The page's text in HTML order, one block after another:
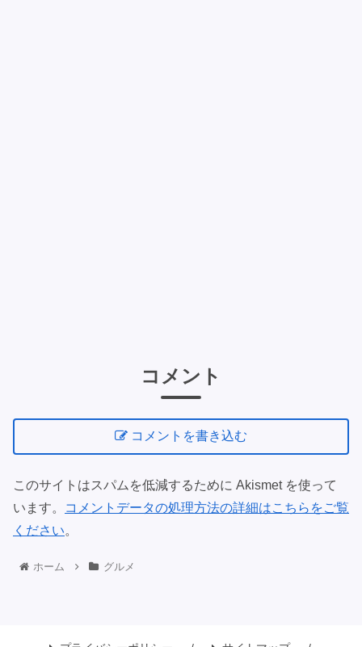
コメント
コメントを書き込む
このサイトはスパムを低減するために Akismet を使って
います。
コメントデータの処理方法の詳細はこちらをご覧
ください。
ホーム グルメ